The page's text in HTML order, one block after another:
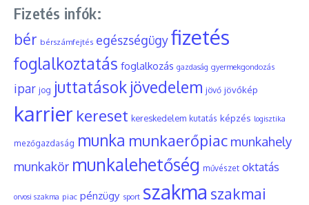
Fizetés infók:
bér bérszámfejtés egészségügyfizetés
foglalkoztatás foglalkozás gazdaság gyermekgondozás
ipar jog juttatások jövedelem jövő jövőkép
karrier kereset kereskedelem kutatás képzés logisztika
mezőgazdaság munka munkaerőpiac munkahely
munkakör munkalehetőség művészet oktatás
orvosi szakma piac pénzügy sport szakma szakmai